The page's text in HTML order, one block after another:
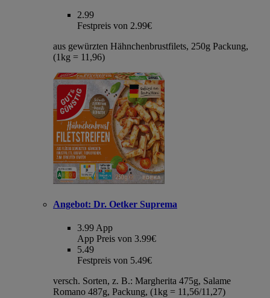
2.99
Festpreis von 2.99€
aus gewürzten Hähnchenbrustfilets, 250g Packung,
(1kg = 11,96)
Angebot: Dr. Oetker Suprema
3.99 App
App Preis von 3.99€
5.49
Festpreis von 5.49€
versch. Sorten, z. B.: Margherita 475g, Salame
Romano 487g, Packung, (1kg = 11,56/11,27)